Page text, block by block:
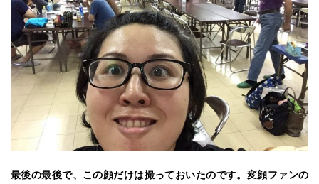
最後の最後で、この顔だけは撮っておいたのです。変顔ファンの